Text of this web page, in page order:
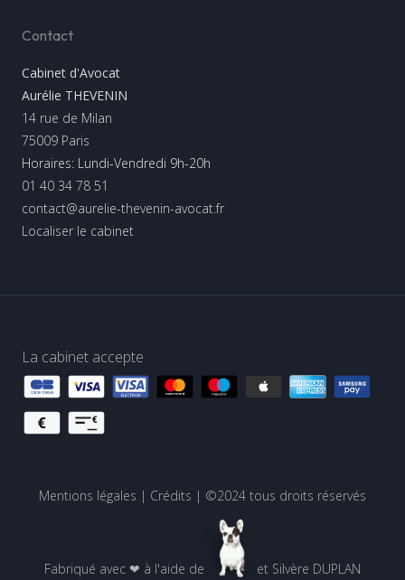
Contact
Cabinet d'Avocat
Aurélie THEVENIN
14 rue de Milan
75009 Paris
Horaires: Lundi-Vendredi 9h-20h
01 40 34 78 51
contact@aurelie-thevenin-avocat.fr
Localiser le cabinet
La cabinet accepte
Mentions légales | Crédits | ©2024 tous droits réservés
Fabriqué avec ❤ à l'aide de et Silvère DUPLAN